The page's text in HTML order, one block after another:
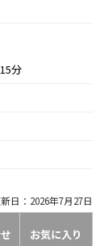
分
日：2026年7月27日
お気に入り